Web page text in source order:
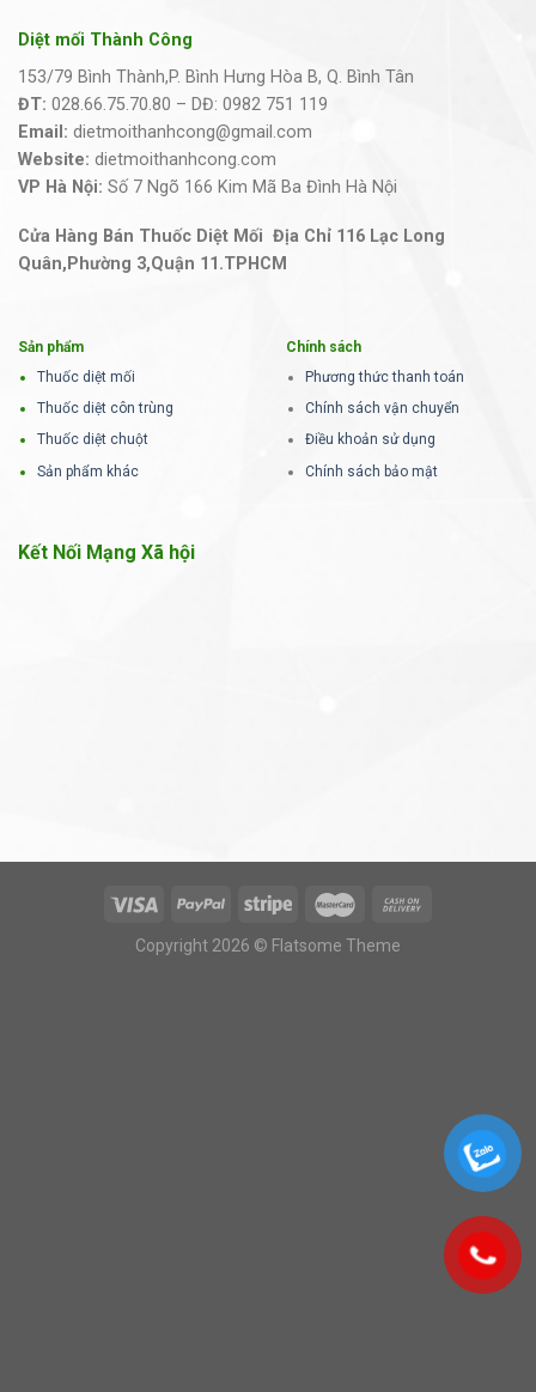
Diệt mối Thành Công
153/79 Bình Thành,P. Bình Hưng Hòa B, Q. Bình Tân
ĐT: 028.66.75.70.80 – DĐ: 0982 751 119
Email: dietmoithanhcong@gmail.com
Website: dietmoithanhcong.com
VP Hà Nội: Số 7 Ngõ 166 Kim Mã Ba Đình Hà Nội
Cửa Hàng Bán Thuốc Diệt Mối Địa Chỉ 116 Lạc Long
Quân,Phường 3,Quận 11.TPHCM
Sản phẩm
Thuốc diệt mối
Thuốc diệt côn trùng
Thuốc diệt chuột
Sản phẩm khác
Chính sách
Phương thức thanh toán
Chính sách vận chuyển
Điều khoản sử dụng
Chính sách bảo mật
Kết Nối Mạng Xã hội
Copyright 2026 © Flatsome Theme